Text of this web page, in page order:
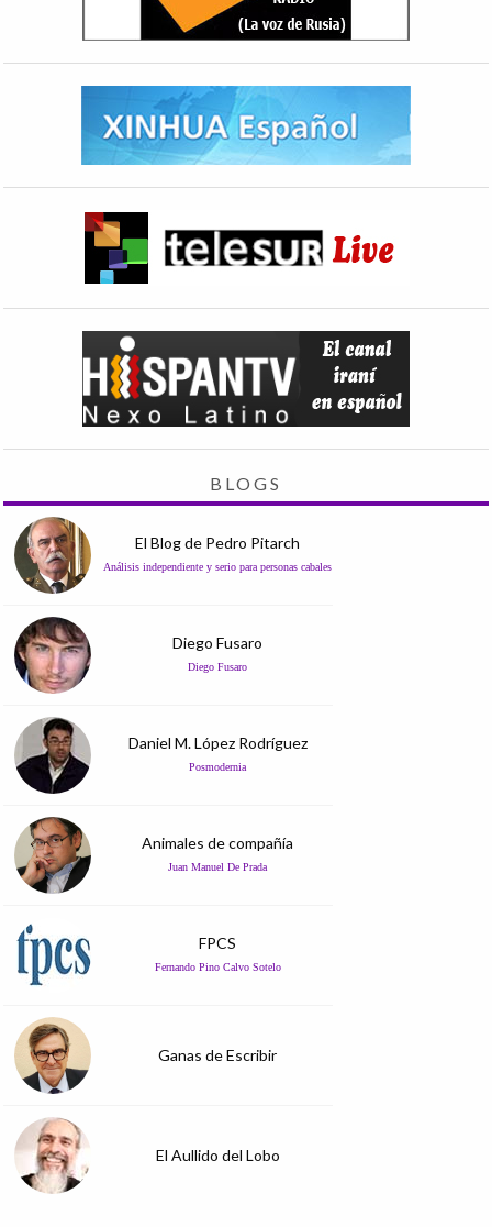
BLOGS
El Blog de Pedro Pitarch
Análisis independiente y serio para personas cabales
Diego Fusaro
Diego Fusaro
Daniel M. López Rodríguez
Posmodernia
Animales de compañía
Juan Manuel De Prada
FPCS
Fernando Pino Calvo Sotelo
Ganas de Escribir
El Aullido del Lobo